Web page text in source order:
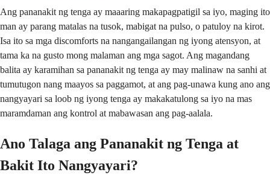
Ang pananakit ng tenga ay maaaring makapagpatigil sa iyo, maging ito
man ay parang matalas na tusok, mabigat na pulso, o patuloy na kirot.
Isa ito sa mga discomforts na nangangailangan ng iyong atensyon, at
tama ka na gusto mong malaman ang mga sagot. Ang magandang
balita ay karamihan sa pananakit ng tenga ay may malinaw na sanhi at
tumutugon nang maayos sa paggamot, at ang pag-unawa kung ano ang
nangyayari sa loob ng iyong tenga ay makakatulong sa iyo na mas
maramdaman ang kontrol at mabawasan ang pag-aalala.
Ano Talaga ang Pananakit ng Tenga at
Bakit Ito Nangyayari?